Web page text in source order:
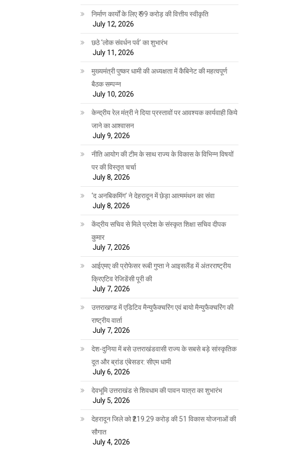
निर्माण कार्यों के लिए ₹ 99 करोड़ की वित्तीय स्वीकृति
July 12, 2026
छठे ‘लोक संवर्धन पर्व’ का शुभारंभ
July 11, 2026
मुख्यमंत्री पुष्कर धामी की अध्यक्षता में कैबिनेट की महत्वपूर्ण
बैठक सम्पन्न
July 10, 2026
केन्द्रीय रेल मंत्री ने दिया प्रस्तावों पर आवश्यक कार्यवाही किये
जाने का आश्वासन
July 9, 2026
नीति आयोग की टीम के साथ राज्य के विकास के विभिन्न विषयों
पर की विस्तृत चर्चा
July 8, 2026
‘द अनबिकमिंग’ ने देहरादून में छेड़ा आत्ममंथन का संवा
July 8, 2026
केंद्रीय सचिव से मिले प्रदेश के संस्कृत शिक्षा सचिव दीपक
कुमार
July 7, 2026
आईएमए की प्रोफेसर रूबी गुप्ता ने आइसलैंड में अंतरराष्ट्रीय
क्रिएटिव रेजिडेंसी पूरी की
July 7, 2026
उत्तराखण्ड में एडिटिव मैन्युफैक्चरिंग एवं बायो मैन्युफैक्चरिंग की
राष्ट्रीय वार्ता
July 7, 2026
देश-दुनिया में बसे उत्तराखंडवासी राज्य के सबसे बड़े सांस्कृतिक
दूत और ब्रांड एंबेसडर: सीएम धामी
July 6, 2026
देवभूमि उत्तराखंड से शिवधाम की पावन यात्रा का शुभारंभ
July 5, 2026
देहरादून जिले को ₹219.29 करोड़ की 51 विकास योजनाओं की
सौगात
July 4, 2026